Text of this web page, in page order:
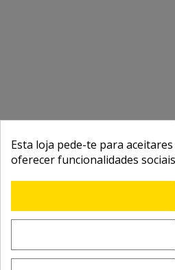
Esta loja pede-te para
oferecer funcionalidades